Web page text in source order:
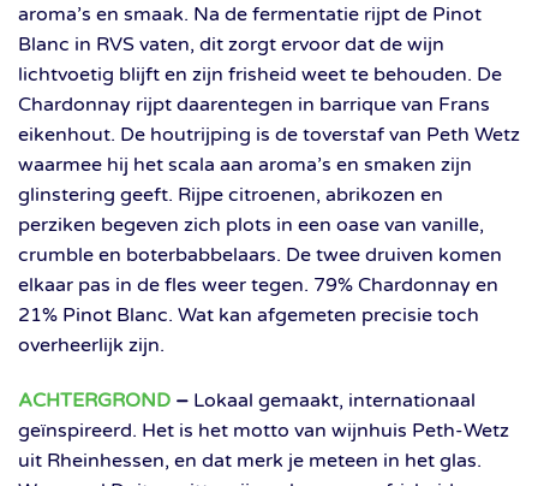
aroma’s en smaak. Na de fermentatie rijpt de Pinot
Blanc in RVS vaten, dit zorgt ervoor dat de wijn
lichtvoetig blijft en zijn frisheid weet te behouden. De
Chardonnay rijpt daarentegen in barrique van Frans
eikenhout. De houtrijping is de toverstaf van Peth Wetz
waarmee hij het scala aan aroma’s en smaken zijn
glinstering geeft. Rijpe citroenen, abrikozen en
perziken begeven zich plots in een oase van vanille,
crumble en boterbabbelaars. De twee druiven komen
elkaar pas in de fles weer tegen. 79% Chardonnay en
21% Pinot Blanc. Wat kan afgemeten precisie toch
overheerlijk zijn.
ACHTERGROND – Lokaal gemaakt, internationaal
geïnspireerd. Het is het motto van wijnhuis Peth-Wetz
uit Rheinhessen, en dat merk je meteen in het glas.